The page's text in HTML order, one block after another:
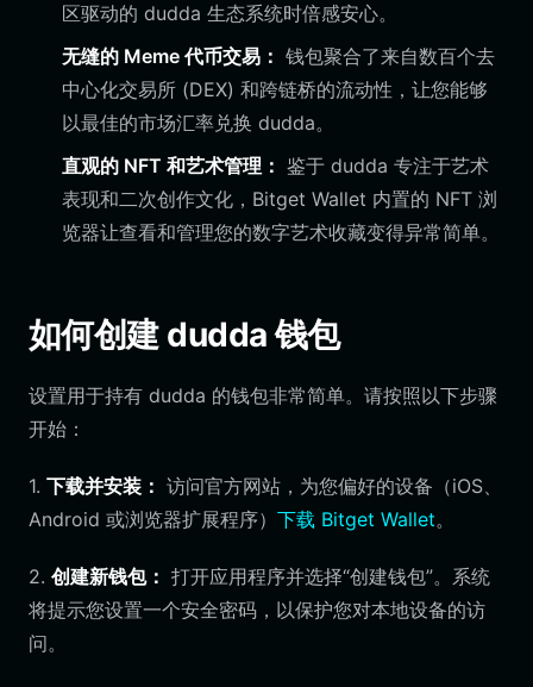
区驱动的 dudda 生态系统时倍感安心。
无缝的 Meme 代币交易： 钱包聚合了来自数百个去
中心化交易所 (DEX) 和跨链桥的流动性，让您能够
以最佳的市场汇率兑换 dudda。
直观的 NFT 和艺术管理： 鉴于 dudda 专注于艺术
表现和二次创作文化，Bitget Wallet 内置的 NFT 浏
览器让查看和管理您的数字艺术收藏变得异常简单。
如何创建 dudda 钱包
设置用于持有 dudda 的钱包非常简单。请按照以下步骤
开始：
1. 下载并安装： 访问官方网站，为您偏好的设备（iOS、
Android 或浏览器扩展程序） 下载 Bitget Wallet。
2. 创建新钱包： 打开应用程序并选择“创建钱包”。系统
将提示您设置一个安全密码，以保护您对本地设备的访
问。